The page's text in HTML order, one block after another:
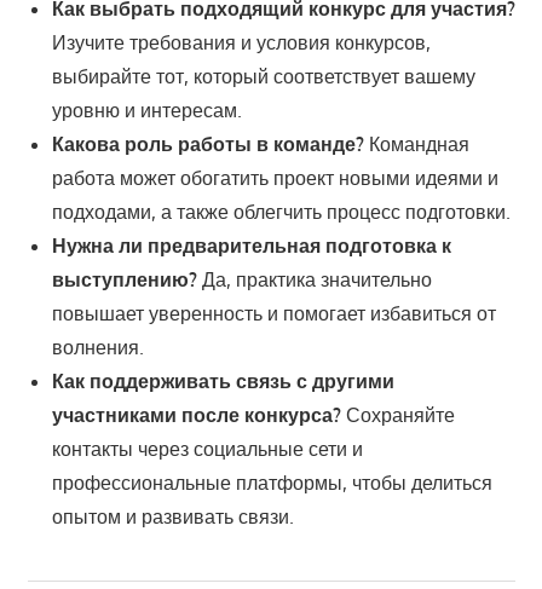
Как выбрать подходящий конкурс для участия?
Изучите требования и условия конкурсов,
выбирайте тот, который соответствует вашему
уровню и интересам.
Какова роль работы в команде?Командная
работа может обогатить проект новыми идеями и
подходами, а также облегчить процесс подготовки.
Нужна ли предварительная подготовка к
выступлению?Да, практика значительно
повышает уверенность и помогает избавиться от
волнения.
Как поддерживать связь с другими
участниками после конкурса?Сохраняйте
контакты через социальные сети и
профессиональные платформы, чтобы делиться
опытом и развивать связи.